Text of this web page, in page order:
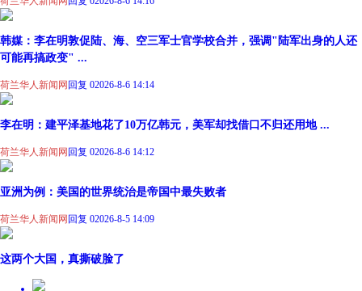
韩媒：李在明敦促陆、海、空三军士官学校合并，强调"陆军出身的人还
可能再搞政变" ...
荷兰华人新闻网 回复 02026-8-6 14:14
李在明：建平泽基地花了10万亿韩元，美军却找借口不归还用地 ...
荷兰华人新闻网 回复 02026-8-6 14:12
亚洲为例：美国的世界统治是帝国中最失败者
荷兰华人新闻网 回复 02026-8-5 14:09
这两个大国，真撕破脸了